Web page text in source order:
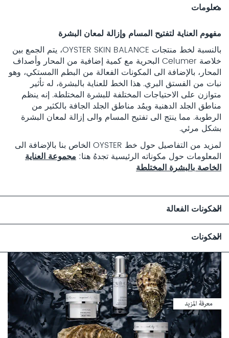
معلومات
مفهوم العناية لتفتيح المسام وإزالة لمعان البشرة
بالنسبة لخط منتجات OYSTER SKIN BALANCE، يتم الجمع بين
خلاصة Celumer البحرية مع كمية إضافية من المحار وأصداف
المحار، بالإضافة الى المكونات الفعالة من البطم االمستكي، وهو
نبات من الفستق البري. هذا الخط للعناية بالبشرة، له تأثير
متوازن على الاحتياجات المختلفة للبشرة المختلطة. إنه ينظم
مناطق الجلد الدهنية ويمُد مناطق الجلد الجافة بالكثير من
الرطوبة. مما ينتج الى تفتيح المسام والى إزالة لمعان البشرة
بشكل مرئي.
لمزيد من التفاصيل حول خط OYSTER الخاص بنا بالإضافة الى
المعلومات حول مكوناته الرئيسية تجدهُ هنا: مجموعة العناية
الخاصة بالبشرة المختلطة
المكونات الفعالة
المكونات